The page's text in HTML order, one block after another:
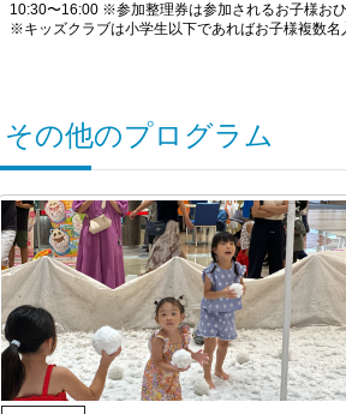
10:30〜16:00 ※参加整理券は参加されるお子様お
※キッズクラブは小学生以下であればお子様複数名
その他のプログラム